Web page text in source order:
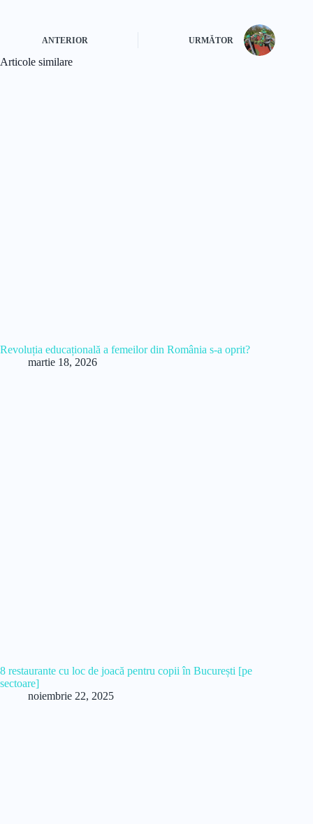
ANTERIOR URMĂTOR
Articole similare
Revoluția educațională a femeilor din România s-a oprit?
martie 18, 2026
8 restaurante cu loc de joacă pentru copii în București [pe
sectoare]
noiembrie 22, 2025